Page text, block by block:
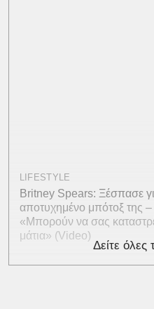
LIFESTYLE
Britney Spears: Ξέσπασε
αποτυχημένο μπότοξ της –
«Μπορούν να σας
μάτια» (Video)
Δείτε όλες